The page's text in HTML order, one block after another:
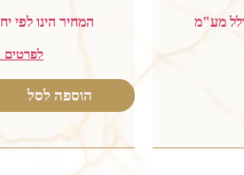
המחיר הינו לפי יחידה: 2.4 מטר
לפרטים
הוספה לסל